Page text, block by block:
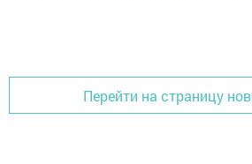
Перейти на страницу